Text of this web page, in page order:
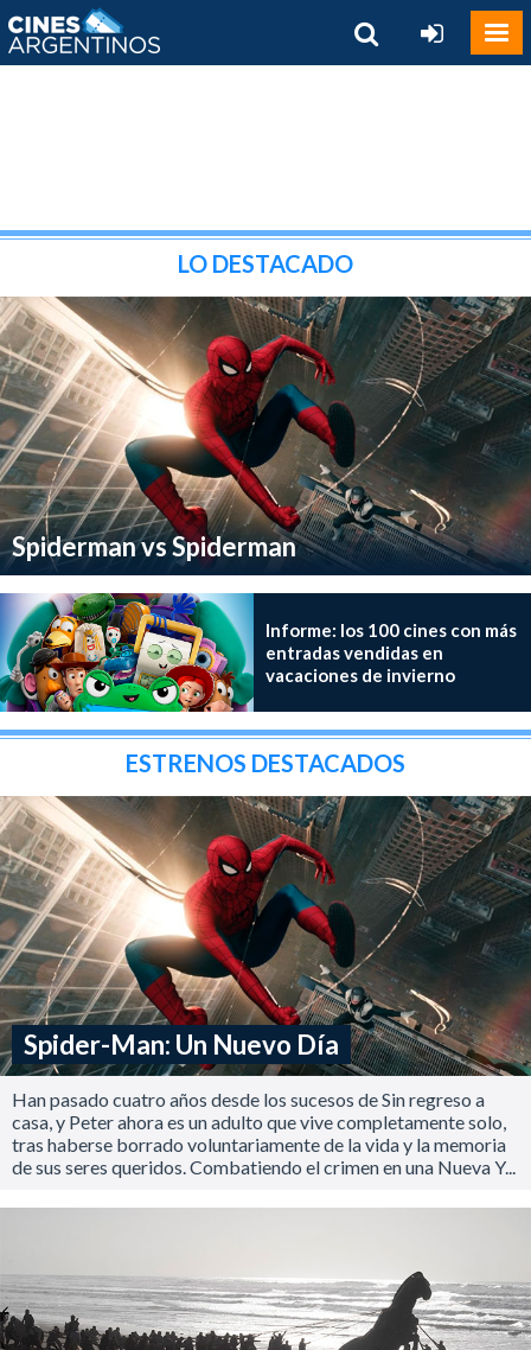
LO DESTACADO
Spiderman vs Spiderman
Informe: los 100 cines con más
entradas vendidas en
vacaciones de invierno
ESTRENOS DESTACADOS
Spider-Man: Un Nuevo Día
Han pasado cuatro años desde los sucesos de Sin regreso a
casa, y Peter ahora es un adulto que vive completamente solo,
tras haberse borrado voluntariamente de la vida y la memoria
de sus seres queridos. Combatiendo el crimen en una Nueva Y...